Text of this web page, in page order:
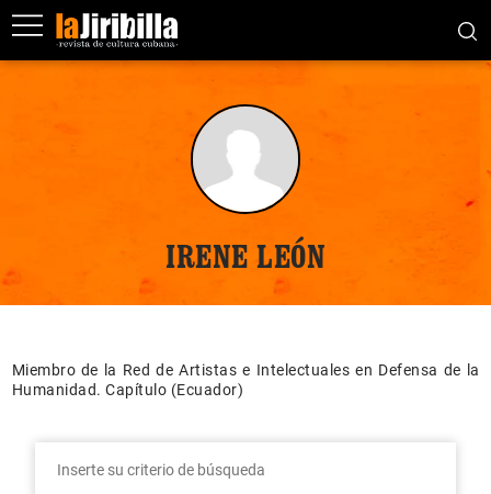
IRENE LEÓN
Miembro de la Red de Artistas e Intelectuales en Defensa de la
Humanidad. Capítulo (Ecuador)